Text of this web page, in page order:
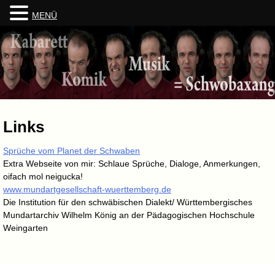
Skip
to
content
Links
Sprüche vom Planet der Schwaben
Extra Webseite von mir: Schlaue Sprüche, Dialoge, Anmerkungen,
oifach mol neigucka!
www.mundartgesellschaft-wuerttemberg.de
Die Institution für den schwäbischen Dialekt/ Württembergisches
Mundartarchiv Wilhelm König an der Pädagogischen Hochschule
Weingarten
MENÜ